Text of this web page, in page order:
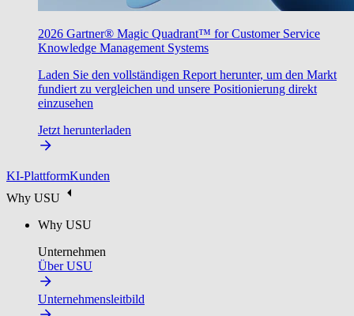
2026 Gartner® Magic Quadrant™ for Customer Service
Knowledge Management Systems
Laden Sie den vollständigen Report herunter, um den Markt
fundiert zu vergleichen und unsere Positionierung direkt
einzusehen
Jetzt herunterladen
KI-PlattformKunden
Why USU
Why USU
Unternehmen
Über USU
Unternehmensleitbild